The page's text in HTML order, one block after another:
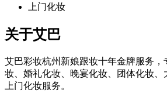
上门化妆
关于艾巴
艾巴彩妆杭州新娘跟妆十年金牌服务，
妆、婚礼化妆、晚宴化妆、团体化妆、
上门化妆服务。